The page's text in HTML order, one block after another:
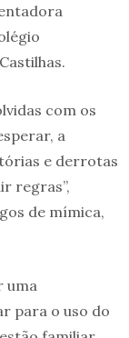
com os
a
e derrotas
regras”,
de mímica,
uma
para o uso do